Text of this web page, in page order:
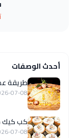
أحدث الوصفات
طريقة
07-08
كب كيك
07-08